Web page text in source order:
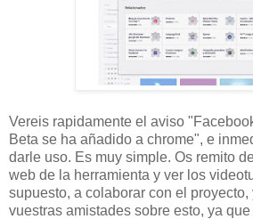
Vereis rapidamente el aviso
Beta se ha añadido a chrome", e
darle uso. Es muy simple. Os remito
web de la herramienta y ver los
supuesto, a colaborar con el proyecto,
vuestras amistades sobre esto, ya